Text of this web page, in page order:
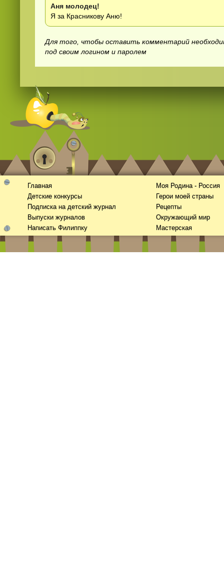
Аня молодец!
Я за Красникову Аню!
Для того, чтобы оставить комментарий
под своим логином и паролем
Главная
Детские конкурсы
Подписка на детский журнал
Выпуски журналов
Написать Филиппку
Моя Родина - Россия
Герои моей страны
Рецепты
Окружающий мир
Мастерская